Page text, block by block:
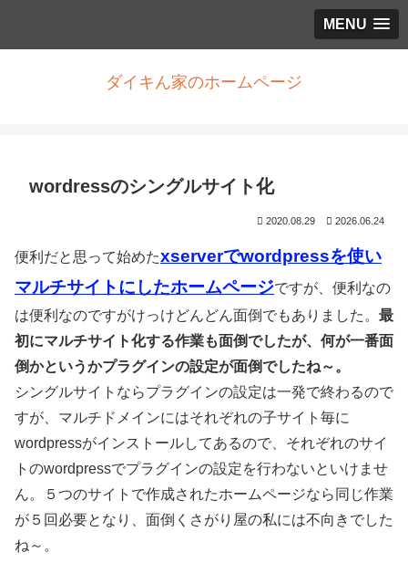
MENU
ダイキん家のホームページ
wordressのシングルサイト化
2020.08.29 2026.06.24
便利だと思って始めたxserverでwordpressを使い
マルチサイトにしたホームページですが、便利なの
は便利なのですがけっけどんどん面倒でもありました。 最
初にマルチサイト化する作業も面倒でしたが、何が一番面
倒かというかプラグインの設定が面倒でしたね～。
シングルサイトならプラグインの設定は一発で終わるので
すが、マルチドメインにはそれぞれの子サイト毎に
wordpressがインストールしてあるので、それぞれのサイ
トのwordpressでプラグインの設定を行わないといけませ
ん。５つのサイトで作成されたホームページなら同じ作業
が５回必要となり、面倒くさがり屋の私には不向きでした
ね～。